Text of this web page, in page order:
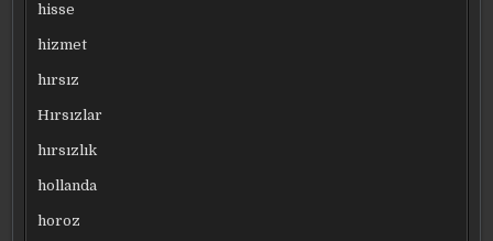
hisse
hizmet
hırsız
Hırsızlar
hırsızlık
hollanda
horoz